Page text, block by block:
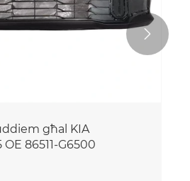
għal KIA
OE 86511-G6500
